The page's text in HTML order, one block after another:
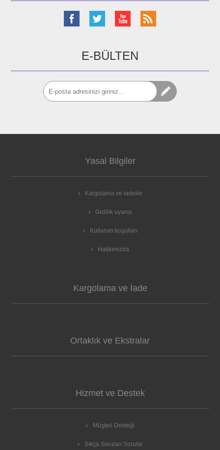
E-BÜLTEN
Yasal Bilgiler
Kargolama ve iadeler
Gizlilik uyarısı
Kullanım koşulları
Hakkımızda
Kargolama ve İade
Ortaklık ve Ekstralar
Hizmet ve Destek
Müşteri Desteği
Sıkça Sorulan Sorular